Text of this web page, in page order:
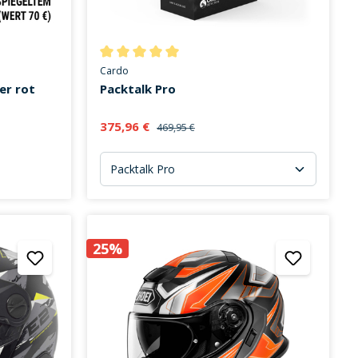
5 von 5 Sternen
rot
Durchschnittliche Bewertung von 5 von 5 Sternen
Cardo
Packtalk Pro
375,96 € 469,95 €
25%